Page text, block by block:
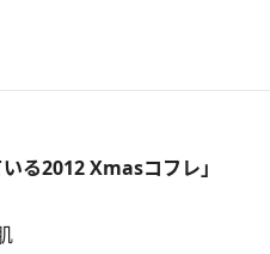
る2012 Xmasコフレ」